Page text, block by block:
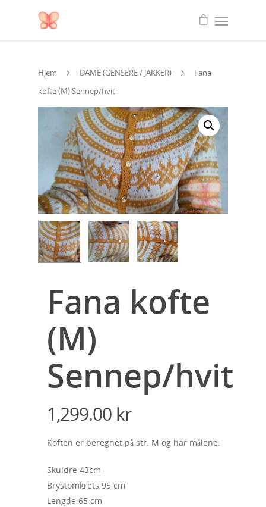
Hjem DAME (GENSERE / JAKKER)
Fana
kofte (M) Sennep/hvit
Fana kofte
(M)
Sennep/hvit
1,299.00 kr
Koften er beregnet på str. M og har målene:
Skuldre 43cm
Brystomkrets 95 cm
Lengde 65 cm